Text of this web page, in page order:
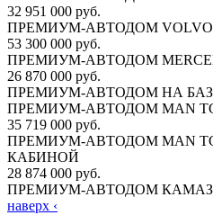
32 951 000 руб.
ПРЕМИУМ-АВТОДОМ VOLVO
53 300 000 руб.
ПРЕМИУМ-АВТОДОМ
26 870 000 руб.
ПРЕМИУМ-АВТОДОМ НА БАЗЕ
ПРЕМИУМ-АВТОДОМ MAN
35 719 000 руб.
ПРЕМИУМ-АВТОДОМ MAN
КАБИНОЙ
28 874 000 руб.
ПРЕМИУМ-АВТОДОМ КАМАЗ
наверх ‹